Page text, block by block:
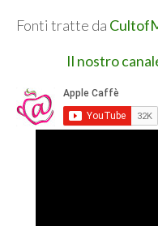
Fonti tratte da
Il nostro